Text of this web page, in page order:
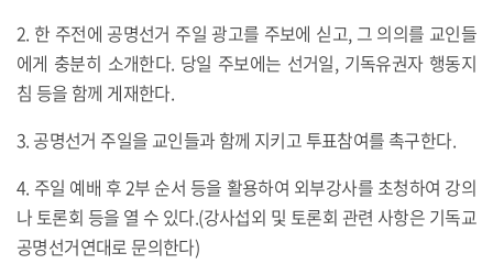
2. 한 주전에 공명선거 주일 광고를 주보에 싣고, 그 의의를 교인들
에게 충분히 소개한다. 당일 주보에는 선거일, 기독유권자 행동지
침 등을 함께 게재한다.
3. 공명선거 주일을 교인들과 함께 지키고 투표참여를 촉구한다.
4. 주일 예배 후 2부 순서 등을 활용하여 외부강사를 초청하여 강의
나 토론회 등을 열 수 있다.(강사섭외 및 토론회 관련 사항은 기독교
공명선거연대로 문의한다)